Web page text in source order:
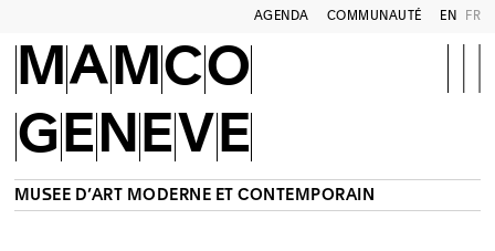
AGENDA COMMUNAUTÉ EN FR
MAMCO
GENEVE
MUSÉE D’ART MODERNE ET CONTEMPORAIN